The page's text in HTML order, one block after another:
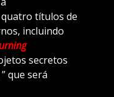
títulos de
incluindo
secretos
que será